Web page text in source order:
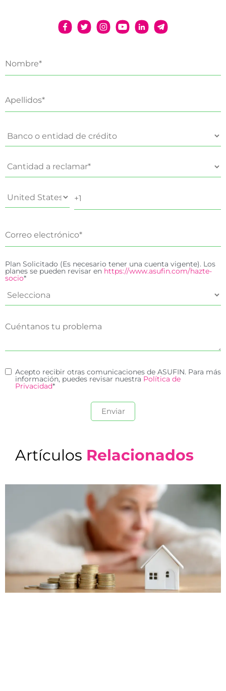
Plan Solicitado (Es necesario tener una cuenta vigente). Los
planes se pueden revisar en https://www.asufin.com/hazte-
socio*
Acepto recibir otras comunicaciones de ASUFIN. Para más
información, puedes revisar nuestra Política de
Privacidad*
Artículos Relacionados